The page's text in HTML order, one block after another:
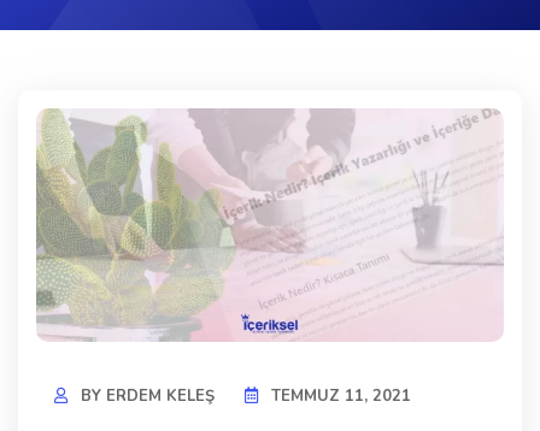
BY ERDEM KELEŞ TEMMUZ 11, 2021